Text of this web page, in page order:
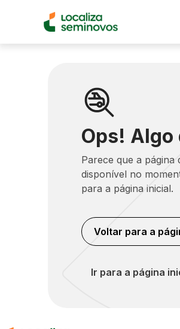
Ops! Algo
Parece que a página
disponível no
para a página inicial.
Voltar para a
Ir para a página